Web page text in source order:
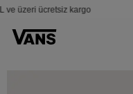
ve üzeri ücretsiz kargo